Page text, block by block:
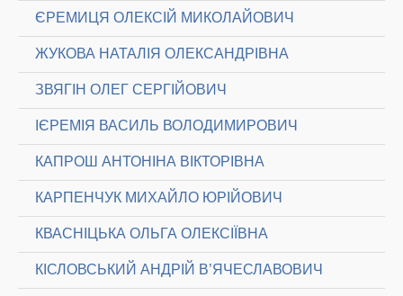
ЄРЕМИЦЯ ОЛЕКСІЙ МИКОЛАЙОВИЧ
ЖУКОВА НАТАЛІЯ ОЛЕКСАНДРІВНА
ЗВЯГІН ОЛЕГ СЕРГІЙОВИЧ
ІЄРЕМІЯ ВАСИЛЬ ВОЛОДИМИРОВИЧ
КАПРОШ АНТОНІНА ВІКТОРІВНА
КАРПЕНЧУК МИХАЙЛО ЮРІЙОВИЧ
КВАСНІЦЬКА ОЛЬГА ОЛЕКСІЇВНА
КІСЛОВСЬКИЙ АНДРІЙ В’ЯЧЕСЛАВОВИЧ